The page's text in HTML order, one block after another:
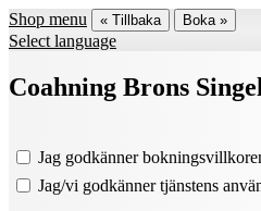
Shop menu « Tillbaka Boka »
Select language
Coahning Brons Singel
Jag godkänner
Jag/vi godkänner tjänstens